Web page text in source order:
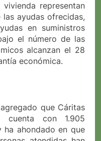
representan
ayudas ofrecidas,
en suministros
el número de las
alcanzan el 28
económica.
que Cáritas
cuenta con 1.905
ahondado en que